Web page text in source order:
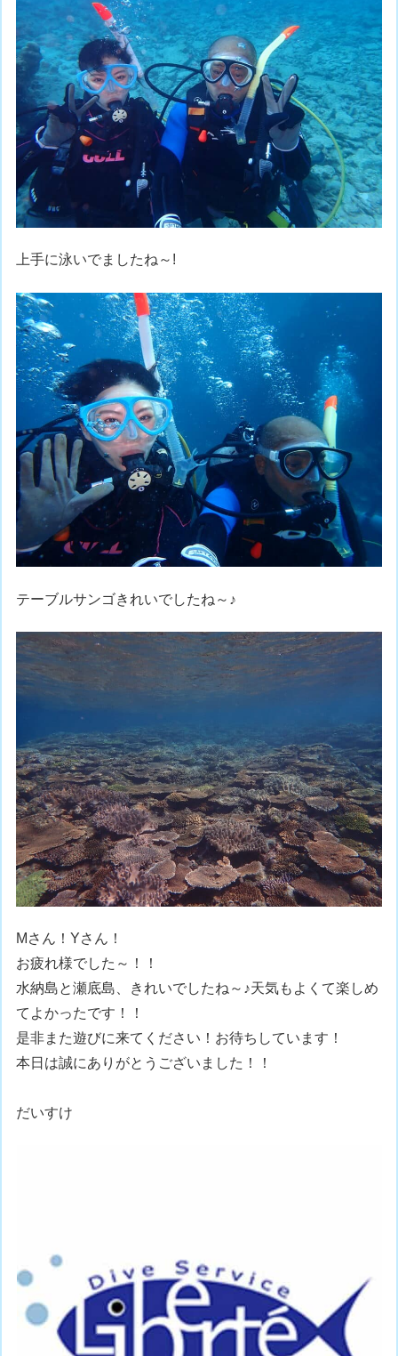
上手に泳いでましたね～!
テーブルサンゴきれいでしたね～♪
Mさん！Yさん！
お疲れ様でした～！！
水納島と瀬底島、きれいでしたね～♪天気もよくて楽しめ
てよかったです！！
是非また遊びに来てください！お待ちしています！
本日は誠にありがとうございました！！
だいすけ